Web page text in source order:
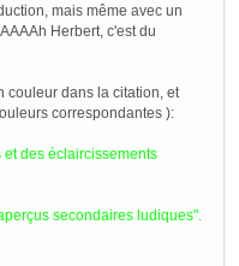
mais même avec un
Herbert, c'est du
couleur dans la citation, et
correspondantes ):
des éclaircissements
secondaires ludiques".